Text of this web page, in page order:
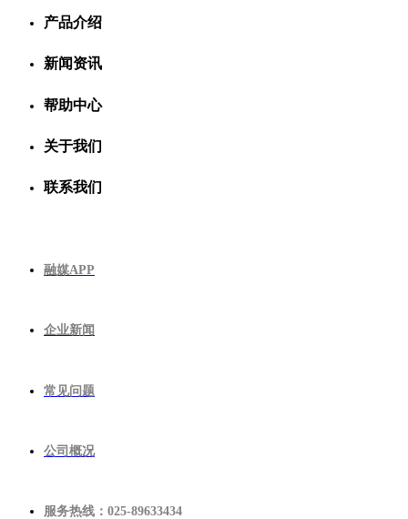
产品介绍
新闻资讯
帮助中心
关于我们
联系我们
融媒APP
企业新闻
常见问题
公司概况
服务热线：025-89633434